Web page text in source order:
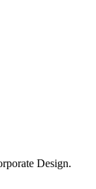
Design.